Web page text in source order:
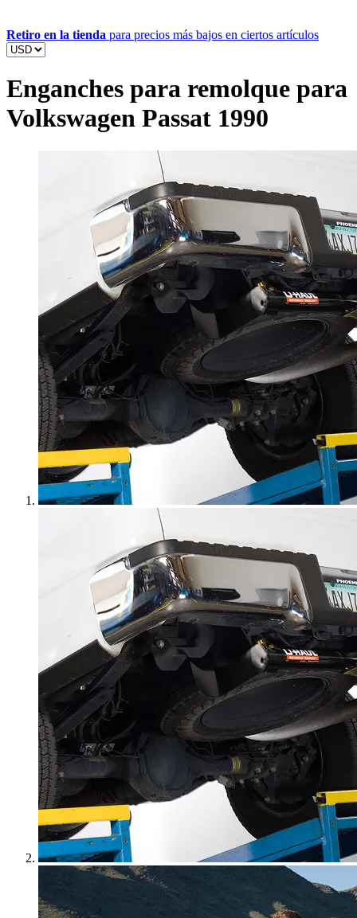
Retiro en la tienda para precios más bajos en ciertos artículos
Enganches para remolque para
Volkswagen Passat 1990